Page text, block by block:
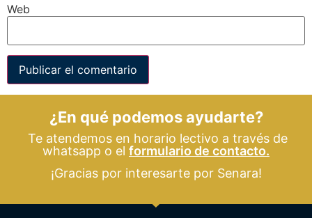
Web
¿En qué podemos ayudarte?
Te atendemos en horario lectivo a través de
whatsapp o el formulario de contacto.
¡Gracias por interesarte por Senara!